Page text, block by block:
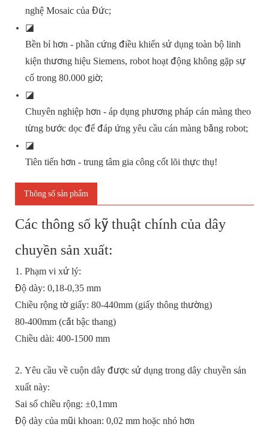
nghệ Mosaic của Đức;
◪
Bền bỉ hơn - phần cứng điều khiển sử dụng toàn bộ linh
kiện thương hiệu Siemens, robot hoạt động không gặp sự
cố trong 80.000 giờ;
◪
Chuyên nghiệp hơn - áp dụng phương pháp cán màng theo
từng bước dọc để đáp ứng yêu cầu cán màng bằng robot;
◪
Tiên tiến hơn - trung tâm gia công cốt lõi thực thụ!
Thông số sản phẩm
Các thông số kỹ thuật chính của dây
chuyền sản xuất:
1. Phạm vi xử lý:
Độ dày: 0,18-0,35 mm
Chiều rộng tờ giấy: 80-440mm (giấy thông thường)
80-400mm (cắt bậc thang)
Chiều dài: 400-1500 mm
2. Yêu cầu về cuộn dây được sử dụng trong dây chuyền sản
xuất này:
Sai số chiều rộng: ±0,1mm
Độ dày của mũi khoan: 0,02 mm hoặc nhỏ hơn